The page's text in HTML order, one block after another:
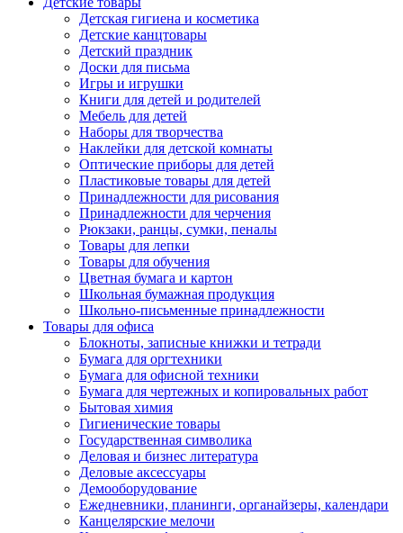
Детская гигиена и косметика
Детские канцтовары
Детский праздник
Доски для письма
Игры и игрушки
Книги для детей и родителей
Мебель для детей
Наборы для творчества
Наклейки для детской комнаты
Оптические приборы для детей
Пластиковые товары для детей
Принадлежности для рисования
Принадлежности для черчения
Рюкзаки, ранцы, сумки, пеналы
Товары для лепки
Товары для обучения
Цветная бумага и картон
Школьная бумажная продукция
Школьно-письменные принадлежности
Товары для офиса
Блокноты, записные книжки и тетради
Бумага для оргтехники
Бумага для офисной техники
Бумага для чертежных и копировальных работ
Бытовая химия
Гигиенические товары
Государственная символика
Деловая и бизнес литература
Деловые аксессуары
Демооборудование
Ежедневники, планинги, органайзеры, календари
Канцелярские мелочи